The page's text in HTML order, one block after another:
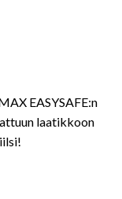
EASYSAFE:n
laatikkoon